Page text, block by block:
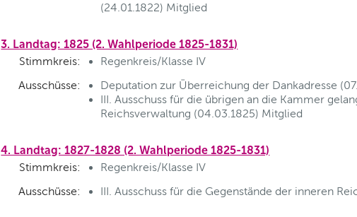
(24.01.1822) Mitglied
3. Landtag: 1825 (2. Wahlperiode 1825-1831)
Stimmkreis:
Regenkreis/Klasse IV
Ausschüsse:
Deputation zur Überreichung der Dankadresse
III. Ausschuss für die übrigen an die Kammer
Reichsverwaltung (04.03.1825) Mitglied
4. Landtag: 1827-1828 (2. Wahlperiode 1825-1831)
Stimmkreis:
Regenkreis/Klasse IV
Ausschüsse:
III. Ausschuss für die Gegenstände der inneren